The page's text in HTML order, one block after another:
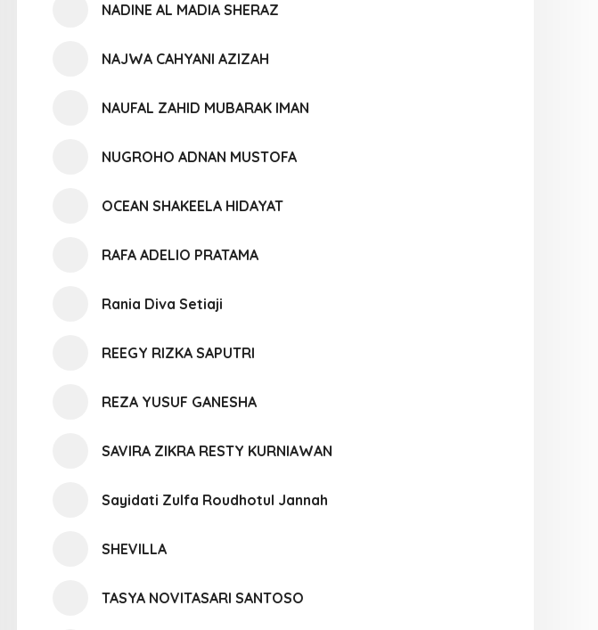
NADINE AL MADIA SHERAZ
NAJWA CAHYANI AZIZAH
NAUFAL ZAHID MUBARAK IMAN
NUGROHO ADNAN MUSTOFA
OCEAN SHAKEELA HIDAYAT
RAFA ADELIO PRATAMA
Rania Diva Setiaji
REEGY RIZKA SAPUTRI
REZA YUSUF GANESHA
SAVIRA ZIKRA RESTY KURNIAWAN
Sayidati Zulfa Roudhotul Jannah
SHEVILLA
TASYA NOVITASARI SANTOSO